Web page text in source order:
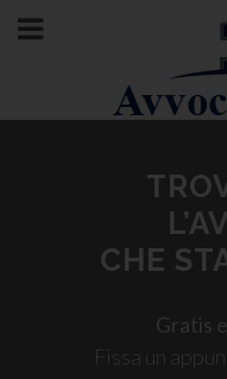
CHE
Gratis
Fissa un